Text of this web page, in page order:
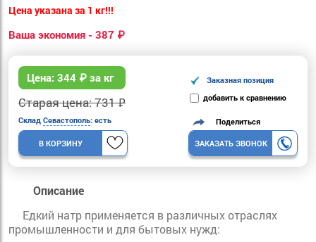
Цена указана за 1 кг!!!
Ваша экономия - 387 ₽
Цена: 344 ₽ за кг
Старая цена: 731 ₽
Заказная позиция
добавить к сравнению
Склад Севастополь: есть
В КОРЗИНУ
Поделиться
ЗАКАЗАТЬ ЗВОНОК
Описание
Едкий натр применяется в различных отраслях
промышленности и для бытовых нужд: